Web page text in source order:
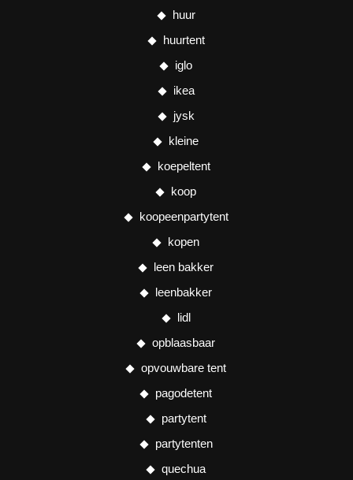
huur
huurtent
iglo
ikea
jysk
kleine
koepeltent
koop
koopeenpartytent
kopen
leen bakker
leenbakker
lidl
opblaasbaar
opvouwbare tent
pagodetent
partytent
partytenten
quechua